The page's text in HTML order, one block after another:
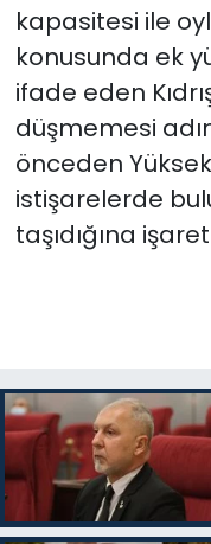
kapasitesi ile
konusunda ek
ifade eden
düşmemesi
önceden
istişarelerde
taşıdığına